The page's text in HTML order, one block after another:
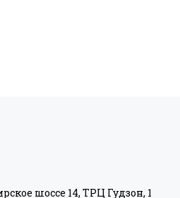
шоссе 14, ТРЦ Гудзон, 1